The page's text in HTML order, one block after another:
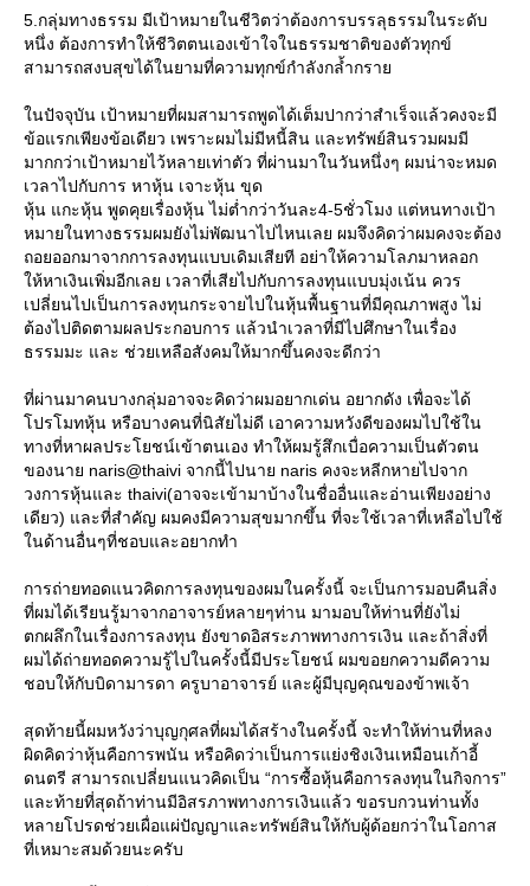
5.กลุ่มทางธรรม มีเป้าหมายในชีวิตว่าต้องการบรรลุธรรมในระดับ
หนึ่ง ต้องการทําให้ชีวิตตนเองเข้าใจในธรรมชาติของตัวทุกข์
สามารถสงบสุขได้ในยามที่ความทุกข์กําลังกลํ้ากรา
นปัจจุบัน เป้าหมายที่ผมสามารถพูดได้เต็มปากว่าสําเร็จแล้วคงจะมี
ข้อแรกเพียงข้อเดียว เพราะผมไม่มีหนี้สิน และทรัพย์สินรวมผมมี
มากกว่าเป้าหมายไว้หลายเท่าตัว ที่ผ่านมาในวันหนึ่งๆ ผมน่าจะหมด
เวลาไปกับการ หาหุ้น เจาะหุ้น ขุด
หุ้น แกะหุ้น พูดคุยเรื่องหุ้น ไม่ตํ่ากว่าวันละ4-5ชั่วโมง แต่หนทางเป้า
หมายในทางธรรมผมยังไม่พัฒนาไปไหนเลย ผมจึงคิดว่าผมคงจะต้อง
ถอยออกมาจากการลงทุนแบบเดิมเสียที อย่าให้ความโลภมาหลอก
ห้หาเงินเพิ่มอีกเลย เวลาที่เสียไปกับการลงทุนแบบมุ่งเน้น ควร
เปลี่ยนไปเป็นการลงทุนกระจายไปในหุ้นพื้นฐานที่มีคุณภาพสูง ไม่
ต้องไปติดตามผลประกอบการ แล้วนําเวลาที่มีไปศึกษาในเรื่อง
ธรรมมะ และ ช่วยเหลือสังคมให้มากขึ้นคงจะดีกว่า
ที่ผ่านมาคนบางกลุ่มอาจจะคิดว่าผมอยากเด่น อยากดัง เพื่อจะได้
ปรโมทหุ้น หรือบางคนที่นิสัยไม่ดี เอาความหวังดีของผมไปใช้ใน
ทางที่หาผลประโยชน์เข้าตนเอง ทําให้ผมรู้สึกเบื่อความเป็นตัวตน
ของนาย naris@thaivi จากนี้ไปนาย naris คงจะหลีกหายไปจาก
วงการหุ้นและ thaivi(อาจจะเข้ามาบ้างในชื่ออื่นและอ่านเพียงอย่าง
เดียว) และที่สําคัญ ผมคงมีความสุขมากขึ้น ที่จะใช้เวลาที่เหลือไปใช้
นด้านอื่นๆที่ชอบและอยากทํา
การถ่ายทอดแนวคิดการลงทุนของผมในครั้งนี้ จะเป็นการมอบคืนสิ่ง
ที่ผมได้เรียนรู้มาจากอาจารย์หลายๆท่าน มามอบให้ท่านที่ยังไม่
ตกผลึกในเรื่องการลงทุน ยังขาดอิสระภาพทางการเงิน และถ้าสิ่งที่
ผมได้ถ่ายทอดความรู้ไปในครั้งนี้มีประโยชน์ ผมขอยกความดีความ
ชอบให้กับบิดามารดา ครูบาอาจารย์ และผู้มีบุญคุณของข้าพเจ้า
สุดท้ายนี้ผมหวังว่าบุญกุศลที่ผมได้สร้างในครั้งนี้ จะทําให้ท่านที่หลง
ผิดคิดว่าหุ้นคือการพนัน หรือคิดว่าเป็นการแย่งชิงเงินเหมือนเก้าอี้
ดนตรี สามารถเปลี่ยนแนวคิดเป็น “การซื้อหุ้นคือการลงทุนในกิจการ”
ละท้ายที่สุดถ้าท่านมีอิสรภาพทางการเงินแล้ว ขอรบกวนท่านทั้ง
หลายโปรดช่วยเผื่อแผ่ปัญญาและทรัพย์สินให้กับผู้ด้อยกว่าในโอกาส
ที่เหมาะสมด้วยนะครับ